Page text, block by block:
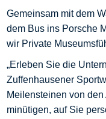
Gemeinsam mit dem
dem Bus ins Porsche
wir Private
„Erleben Sie die
Zuffenhausener
Meilensteinen von
minütigen, auf Sie